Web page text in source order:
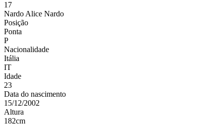
17
Nardo Alice Nardo
Posição
Ponta
P
Nacionalidade
Itália
IT
Idade
23
Data do nascimento
15/12/2002
Altura
182cm